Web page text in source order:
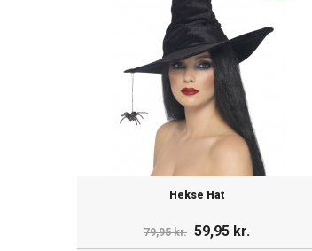
Hekse Hat
79,95 kr. 59,95 kr.